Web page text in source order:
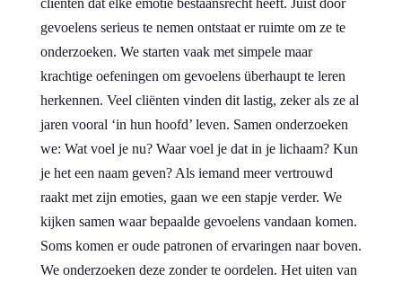
cliënten dat elke emotie bestaansrecht heeft. Juist door
gevoelens serieus te nemen ontstaat er ruimte om ze te
onderzoeken. We starten vaak met simpele maar
krachtige oefeningen om gevoelens überhaupt te leren
herkennen. Veel cliënten vinden dit lastig, zeker als ze al
jaren vooral ‘in hun hoofd’ leven. Samen onderzoeken
we: Wat voel je nu? Waar voel je dat in je lichaam? Kun
je het een naam geven? Als iemand meer vertrouwd
raakt met zijn emoties, gaan we een stapje verder. We
kijken samen waar bepaalde gevoelens vandaan komen.
Soms komen er oude patronen of ervaringen naar boven.
We onderzoeken deze zonder te oordelen. Het uiten van